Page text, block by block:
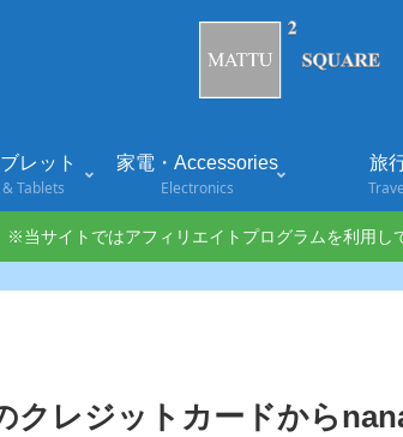
レット
Tablets
家電・Accessories
Electronics
旅
※当サイトではアフィリエイトプログラムを利用し
クレジットカードから